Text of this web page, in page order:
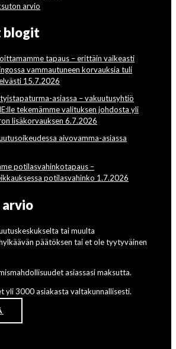
arvio
blogit
tapaus – erittäin vaikeasti
vammautuneen korvauksia tuli
15.7.2026
asiassa – vakuutusyhtiö
tekemämme valituksen johdosta yli
lisäkorvauksen 6.7.2026
aivovamma-asiassa
potilasvahinkotapaus –
potilasvahinko 1.7.2026
tai muulta
päätöksen tai et ole tyytyväinen
asiassasi maksutta.
yli 3000 asiakasta valtakunnallisesti.